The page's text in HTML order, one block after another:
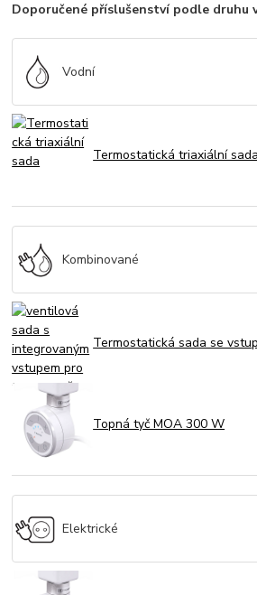
Doporučené příslušenství podle druhu
Vodní
Termostatická triaxiální sada
Kombinované
Termostatická sada se
Topná tyč MOA 300 W
Elektrické